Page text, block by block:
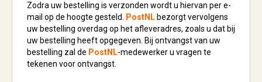
Zodra uw bestelling is verzonden wordt u hiervan per e-
mail op de hoogte gesteld.
PostNL bezorgt vervolgens
uw bestelling overdag op het afleveradres, zoals u dat bij
uw bestelling heeft opgegeven. Bij ontvangst van uw
bestelling zal de PostNL-medewerker u vragen te
tekenen voor ontvangst.